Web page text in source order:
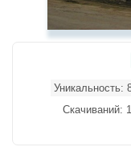
Уникальность:
Скачиваний: